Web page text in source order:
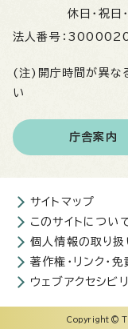
休日・祝日
法人番号：
(注)開庁時間が異な
い
庁舎案内
サイトマップ
このサイトについ
個人情報の取り扱
著作権・リンク・
ウェブアクセシビ
Copyright ©